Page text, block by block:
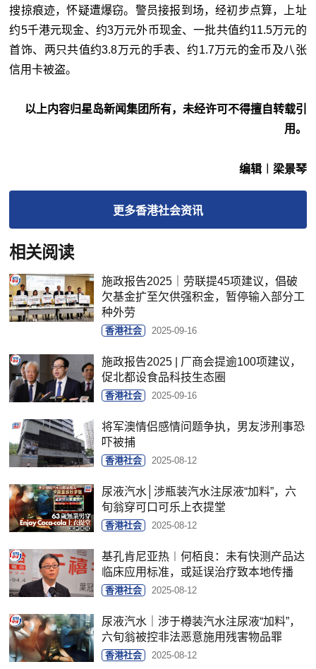
搜掠痕迹，怀疑遭爆窃。警员接报到场，经初步点算，上址
约5千港元现金、约3万元外币现金、一批共值约11.5万元的
首饰、两只共值约3.8万元的手表、约1.7万元的金币及八张
信用卡被盗。
以上内容归星岛新闻集团所有，未经许可不得擅自转载引
用。
编辑︱梁景琴
更多香港社会资讯
相关阅读
施政报告2025｜劳联提45项建议，倡破
欠基金扩至欠供强积金，暂停输入部分工
种外劳
香港社会 2025-09-16
施政报告2025 | 厂商会提逾100项建议，
促北都设食品科技生态圈
香港社会 2025-09-16
将军澳情侣感情问题争执，男友涉刑事恐
吓被捕
香港社会 2025-08-12
尿液汽水│涉瓶装汽水注尿液“加料”，六
旬翁穿可口可乐上衣提堂
香港社会 2025-08-12
基孔肯尼亚热︱何栢良：未有快测产品达
临床应用标准，或延误治疗致本地传播
香港社会 2025-08-12
尿液汽水｜涉于樽装汽水注尿液“加料”，
六旬翁被控非法恶意施用残害物品罪
香港社会 2025-08-12